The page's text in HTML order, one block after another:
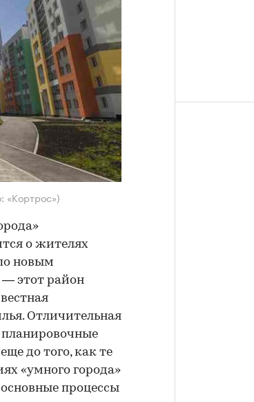
«Кортрос»)
о жителях
новым
этот район
Отличительная
до того, как те
«умного города»
процессы